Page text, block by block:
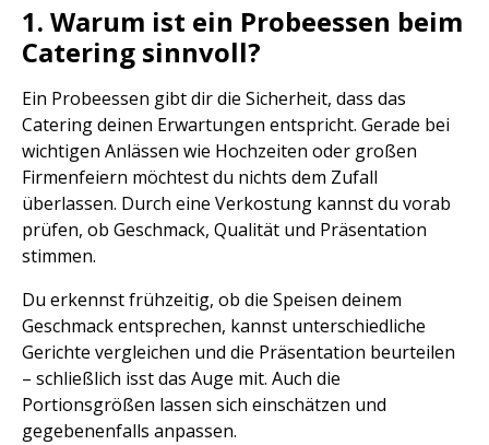
1. Warum ist ein Probeessen beim
Catering sinnvoll?
Ein Probeessen gibt dir die Sicherheit, dass das
Catering deinen Erwartungen entspricht. Gerade bei
wichtigen Anlässen wie Hochzeiten oder großen
Firmenfeiern möchtest du nichts dem Zufall
überlassen. Durch eine Verkostung kannst du vorab
prüfen, ob Geschmack, Qualität und Präsentation
stimmen.
Du erkennst frühzeitig, ob die Speisen deinem
Geschmack entsprechen, kannst unterschiedliche
Gerichte vergleichen und die Präsentation beurteilen
– schließlich isst das Auge mit. Auch die
Portionsgrößen lassen sich einschätzen und
gegebenenfalls anpassen.